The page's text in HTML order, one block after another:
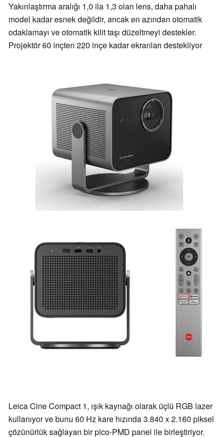
Yakınlaştırma aralığı 1,0 ila 1,3 olan lens, daha pahalı
model kadar esnek değildir, ancak en azından otomatik
odaklamayı ve otomatik kilit taşı düzeltmeyi destekler.
Projektör 60 inçten 220 inçe kadar ekranları destekliyor
Leica Cine Compact 1, ışık kaynağı olarak üçlü RGB lazer
kullanıyor ve bunu 60 Hz kare hızında 3.840 x 2.160 piksel
çözünürlük sağlayan bir pico-PMD panel ile birleştiriyor.